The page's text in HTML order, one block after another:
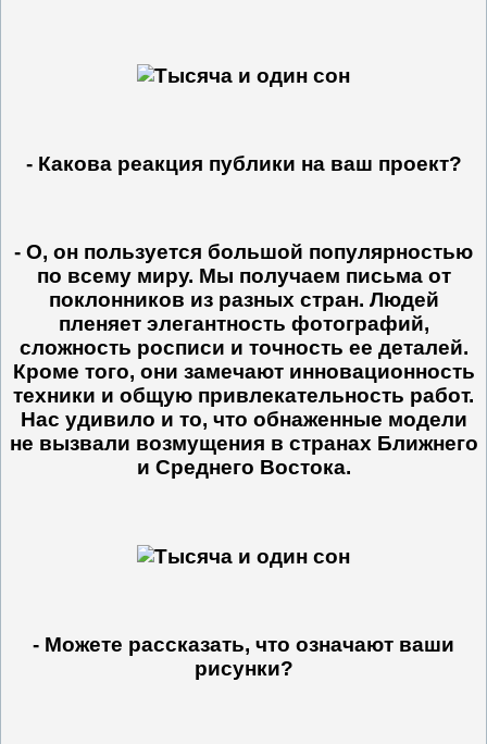
- Какова реакция публики на ваш проект?
- О, он пользуется большой популярностью
по всему миру. Мы получаем письма от
поклонников из разных стран. Людей
пленяет элегантность фотографий,
сложность росписи и точность ее деталей.
Кроме того, они замечают инновационность
техники и общую привлекательность работ.
Нас удивило и то, что обнаженные модели
не вызвали возмущения в странах Ближнего
и Среднего Востока.
- Можете рассказать, что означают ваши
рисунки?